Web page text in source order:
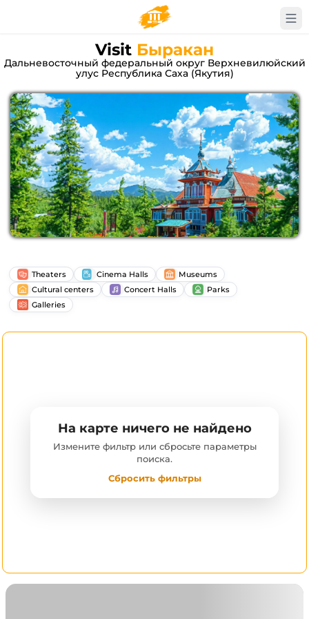
Visit Быракан
Дальневосточный федеральный округ Верхневилюйский
улус Республика Саха (Якутия)
Theaters Cinema Halls
Museums
Cultural centers
Concert Halls
Parks
Galleries
На карте ничего не найдено
Измените фильтр или сбросьте параметры
поиска.
Сбросить фильтры